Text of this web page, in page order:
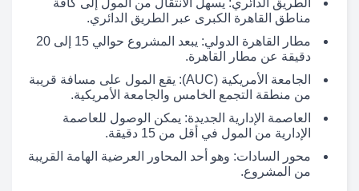
الطريق الدائري: يسهل الانتقال من المول إلى كافة
مناطق القاهرة الكبرى عبر الطريق الدائري.
مطار القاهرة الدولي: يبعد المشروع حوالي 15 إلى 20
دقيقة عن مطار القاهرة.
الجامعة الأمريكية (AUC): يقع المول على مسافة قريبة
من منطقة التجمع الخامس والجامعة الأمريكية.
العاصمة الإدارية الجديدة: يمكن الوصول للعاصمة
الإدارية من المول في أقل من 15 دقيقة.
محور السادات: وهو أحد المحاور العرضية الهامة القريبة
من المشروع.